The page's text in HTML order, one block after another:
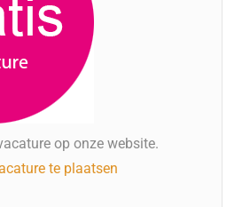
op onze website.
te plaatsen